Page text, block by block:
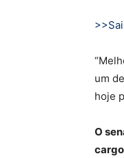
um
hoje
O